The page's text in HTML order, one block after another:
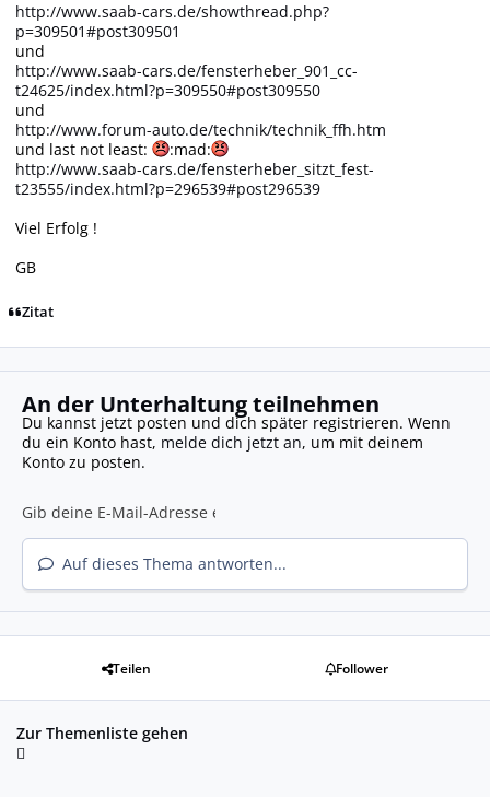
http://www.saab-cars.de/showthread.php?
p=309501#post309501
und
http://www.saab-cars.de/fensterheber_901_cc-
t24625/index.html?p=309550#post309550
und
http://www.forum-auto.de/technik/technik_ffh.htm
und last not least:
:mad:
http://www.saab-cars.de/fensterheber_sitzt_fest-
t23555/index.html?p=296539#post296539
Viel Erfolg !
GB
Zitat
An der Unterhaltung teilnehmen
Du kannst jetzt posten und dich später registrieren. Wenn
du ein Konto hast, melde dich jetzt an, um mit deinem
Konto zu posten.
Auf dieses Thema antworten...
Teilen Follower
Zur Themenliste gehen